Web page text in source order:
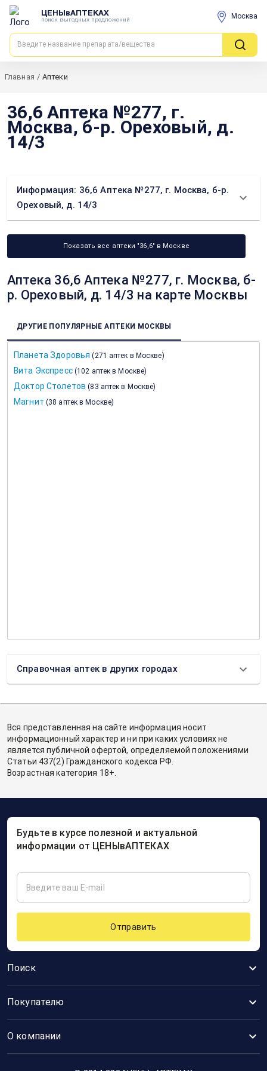
ЦЕНЫвАПТЕКАХ
поиск выгодных предложений Москва
Главная / Аптеки
36,6 Аптека №277, г.
Москва, б-р. Ореховый, д.
14/3
Информация: 36,6 Аптека №277, г. Москва, б-р.
Ореховый, д. 14/3
Показать все аптеки "36,6" в Москве
Аптека 36,6 Аптека №277, г. Москва, б-
р. Ореховый, д. 14/3 на карте Москвы
ДРУГИЕ ПОПУЛЯРНЫЕ АПТЕКИ МОСКВЫ
Планета Здоровья (271 аптек в Москве)
Вита Экспресс (102 аптек в Москве)
Доктор Столетов (83 аптек в Москве)
Магнит (38 аптек в Москве)
Справочная аптек в других городах
Вся представленная на сайте информация носит
информационный характер и ни при каких условиях не
является публичной офертой, определяемой положениями
Статьи 437(2) Гражданского кодекса РФ.
Возрастная категория 18+.
Поиск
Покупателю
О компании
Будьте в курсе полезной и актуальной
информации от ЦЕНЫвАПТЕКАХ
Отправить